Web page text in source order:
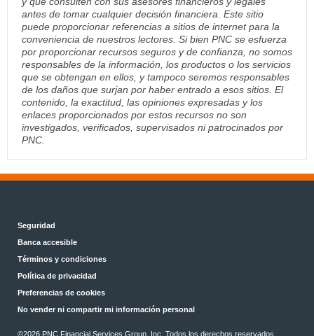
antes de tomar cualquier decisión financiera. Este sitio
puede proporcionar referencias a sitios de internet para la
conveniencia de nuestros lectores. Si bien PNC se esfuerza
por proporcionar recursos seguros y de confianza, no somos
responsables de la información, los productos o los servicios
que se obtengan en ellos, y tampoco seremos responsables
de los daños que surjan por haber entrado a esos sitios. El
contenido, la exactitud, las opiniones expresadas y los
enlaces proporcionados por estos recursos no son
investigados, verificados, supervisados ni patrocinados por
PNC.
Seguridad
Banca accesible
Términos y condiciones
Política de privacidad
Preferencias de cookies
No vender ni compartir mi información personal
©2026 PNC Financial Services Group, Inc. Todos los derechos reservados.